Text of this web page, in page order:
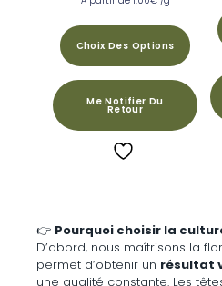
4.91
sur 5
Choix Des Options
Me Notifier Du
Retour
👉 Pourquoi choisir la
D’abord, nous maîtrisons la
permet d’obtenir un résultat
une qualité constante. Les